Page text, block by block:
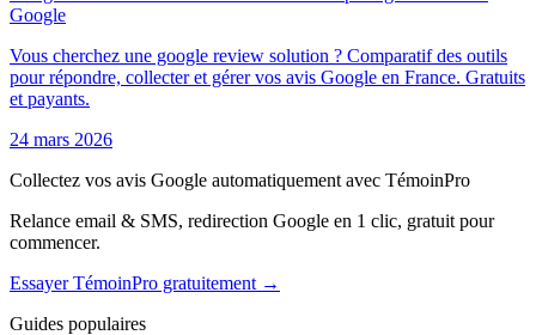
Google
Vous cherchez une google review solution ? Comparatif des outils
pour répondre, collecter et gérer vos avis Google en France. Gratuits
et payants.
24 mars 2026
Collectez vos avis Google automatiquement avec TémoinPro
Relance email & SMS, redirection Google en 1 clic, gratuit pour
commencer.
Essayer TémoinPro gratuitement →
Guides populaires